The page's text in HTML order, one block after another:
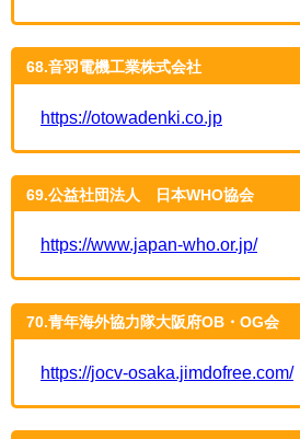
68.音羽電機工業株式会社
https://otowadenki.co.jp
69.公益社団法人 日本WHO協会
https://www.japan-who.or.jp/
70.青年海外協力隊大阪府OB・OG会
https://jocv-osaka.jimdofree.com/